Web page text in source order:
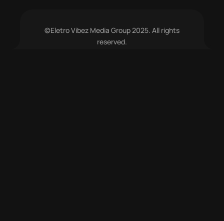
©Eletro Vibez Media Group 2025. All rights
reserved.